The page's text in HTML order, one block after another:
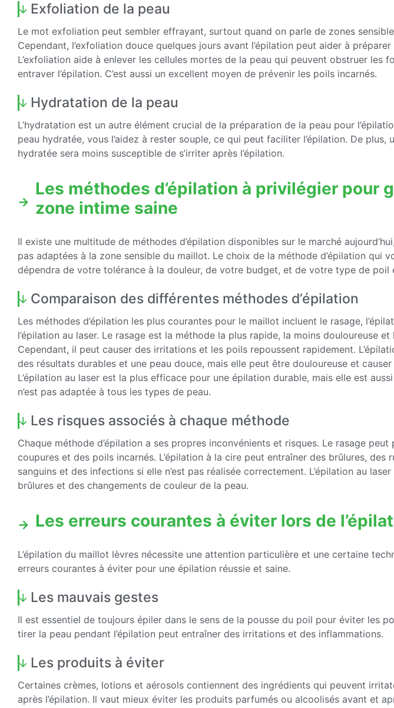
Exfoliation de la peau
Le mot exfoliation peut sembler effrayant, surtout quand on parle de zones
Cependant, l’exfoliation douce quelques jours avant l’épilation peut aider à
L’exfoliation aide à enlever les cellules mortes de la peau qui peuvent obstruer les
entraver l’épilation. C’est aussi un excellent moyen de prévenir les poils incarnés.
Hydratation de la peau
L’hydratation est un autre élément crucial de la préparation de la peau pour
peau hydratée, vous l’aidez à rester souple, ce qui peut faciliter l’épilation. De plus,
hydratée sera moins susceptible de s’irriter après l’épilation.
Les méthodes d’épilation à privilégier pour
zone intime saine
Il existe une multitude de méthodes d’épilation disponibles sur le marché
pas adaptées à la zone sensible du maillot. Le choix de la méthode d’épilation qui
dépendra de votre tolérance à la douleur, de votre budget, et de votre type de poil
Comparaison des différentes méthodes d’épilation
Les méthodes d’épilation les plus courantes pour le maillot incluent le rasage,
l’épilation au laser. Le rasage est la méthode la plus rapide, la moins douloureuse et
Cependant, il peut causer des irritations et les poils repoussent rapidement.
des résultats durables et une peau douce, mais elle peut être douloureuse et
L’épilation au laser est la plus efficace pour une épilation durable, mais elle est
n’est pas adaptée à tous les types de peau.
Les risques associés à chaque méthode
Chaque méthode d’épilation a ses propres inconvénients et risques. Le rasage peut
coupures et des poils incarnés. L’épilation à la cire peut entraîner des brûlures, des
sanguins et des infections si elle n’est pas réalisée correctement. L’épilation au
brûlures et des changements de couleur de la peau.
Les erreurs courantes à éviter lors de
L’épilation du maillot lèvres nécessite une attention particulière et une certaine
erreurs courantes à éviter pour une épilation réussie et saine.
Les mauvais gestes
Il est essentiel de toujours épiler dans le sens de la pousse du poil pour éviter les
tirer la peau pendant l’épilation peut entraîner des irritations et des inflammations.
Les produits à éviter
Certaines crèmes, lotions et aérosols contiennent des ingrédients qui peuvent
après l’épilation. Il vaut mieux éviter les produits parfumés ou alcoolisés avant et